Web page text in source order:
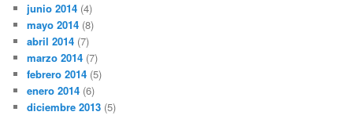
junio 2014 (4)
mayo 2014 (8)
abril 2014 (7)
marzo 2014 (7)
febrero 2014 (5)
enero 2014 (6)
diciembre 2013 (5)